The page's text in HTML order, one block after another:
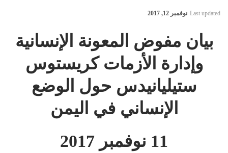
Last updated نوفمبر 12, 2017
بيان مفوض المعونة الإنسانية
وإدارة الأزمات كريستوس
ستيليانيدس حول الوضع
الإنساني في اليمن
11 نوفمبر 2017